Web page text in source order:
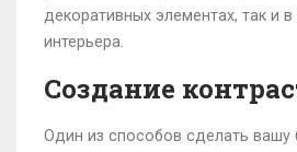
декоративных элементах, так и
интерьера.
Создание
Один из способов сделать вашу